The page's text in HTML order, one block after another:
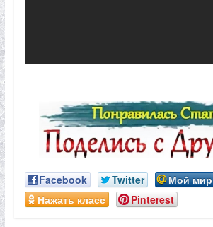
Facebook Twitter Мой мир
Нажать класс
Pinterest